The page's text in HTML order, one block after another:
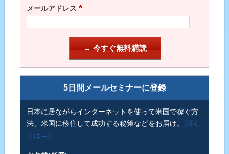
メールアドレス *
5日間メールセミナーに登録
日本に居ながらインターネットを使って米国で稼ぐ方
法、米国に移住して成功する秘策などをお届け。 (詳し
くは→)